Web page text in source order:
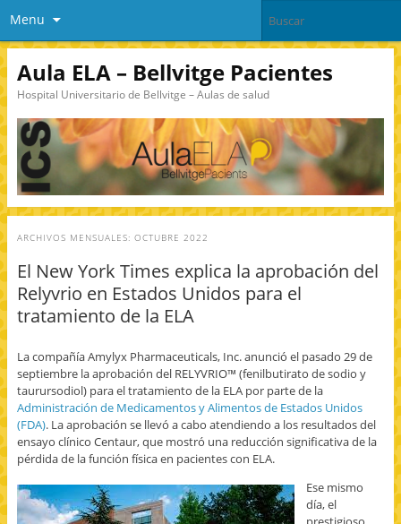
Menu
Aula ELA – Bellvitge Pacientes
Hospital Universitario de Bellvitge – Aulas de salud
ARCHIVOS MENSUALES: OCTUBRE 2022
El New York Times explica la aprobación del
Relyvrio en Estados Unidos para el
tratamiento de la ELA
La compañía Amylyx Pharmaceuticals, Inc. anunció el pasado 29 de
septiembre la aprobación del RELYVRIO™ (fenilbutirato de sodio y
taurursodiol) para el tratamiento de la ELA por parte de la
Administración de Medicamentos y Alimentos de Estados Unidos
(FDA). La aprobación se llevó a cabo atendiendo a los resultados del
ensayo clínico Centaur, que mostró una reducción significativa de la
pérdida de la función física en pacientes con ELA.
Ese mismo
día, el